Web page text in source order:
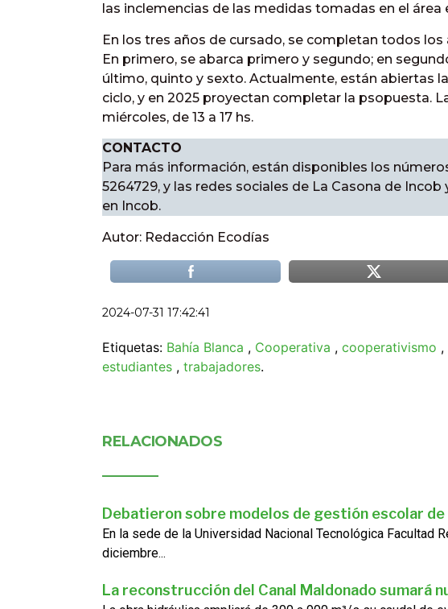
las inclemencias de las medidas tomadas en el área
En los tres años de cursado, se completan todos
En primero, se abarca primero y segundo; en
último, quinto y sexto. Actualmente, están abiertas
ciclo, y en 2025 proyectan completar la psopuesta.
miércoles, de 13 a 17 hs.
CONTACTO
Para más información, están disponibles los
5264729, y las redes sociales de La Casona de
en Incob.
Autor: Redacción Ecodías
2024-07-31 17:42:41
Etiquetas: Bahía Blanca , Cooperativa , cooperativismo ,
estudiantes , trabajadores.
RELACIONADOS
Debatieron sobre modelos de gestión escolar
En la sede de la Universidad Nacional Tecnológica Facultad
diciembre...
La reconstrucción del Canal Maldonado sumará